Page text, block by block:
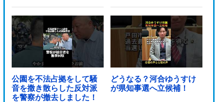
公園を不法占拠をして騒
音を撒き散らした反対派
を警察が撤去しました！
どうなる？河合ゆうすけ
が県知事選へ立候補！